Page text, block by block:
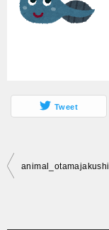
Tweet
投
animal_otamajakushi